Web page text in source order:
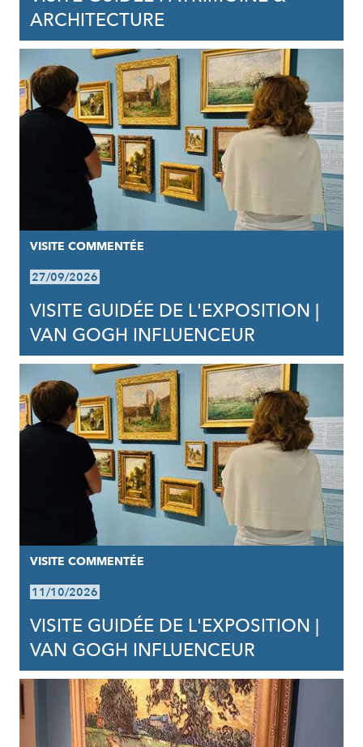
ARCHITECTURE
VISITE COMMENTÉE
27/09/2026
VISITE GUIDÉE DE L'EXPOSITION |
VAN GOGH INFLUENCEUR
VISITE COMMENTÉE
11/10/2026
VISITE GUIDÉE DE L'EXPOSITION |
VAN GOGH INFLUENCEUR